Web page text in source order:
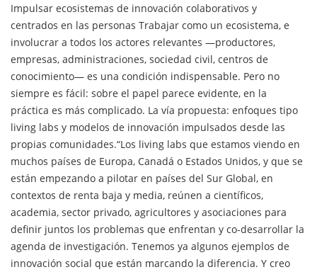
Impulsar ecosistemas de innovación colaborativos y
centrados en las personas Trabajar como un ecosistema, e
involucrar a todos los actores relevantes —productores,
empresas, administraciones, sociedad civil, centros de
conocimiento— es una condición indispensable. Pero no
siempre es fácil: sobre el papel parece evidente, en la
práctica es más complicado. La vía propuesta: enfoques tipo
living labs y modelos de innovación impulsados desde las
propias comunidades.“Los living labs que estamos viendo en
muchos países de Europa, Canadá o Estados Unidos, y que se
están empezando a pilotar en países del Sur Global, en
contextos de renta baja y media, reúnen a científicos,
academia, sector privado, agricultores y asociaciones para
definir juntos los problemas que enfrentan y co-desarrollar la
agenda de investigación. Tenemos ya algunos ejemplos de
innovación social que están marcando la diferencia. Y creo